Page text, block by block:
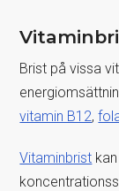
Brist på vissa
vitamin B12,
Vitaminbrist